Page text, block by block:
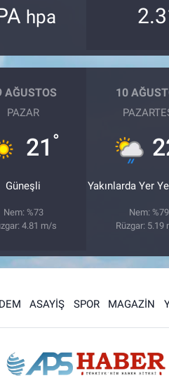
hpa
AĞUSTOS
PAZAR
21 °
Güneşli
Nem: %73
4.81 m/s
10
Yakınlarda Yer
Nem: %79
Rüzgar: 5.19
ASAYİŞ SPOR MAGAZİN